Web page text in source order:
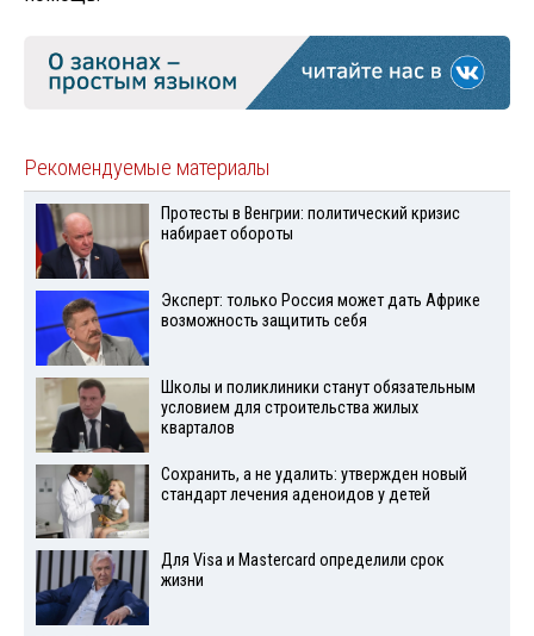
Рекомендуемые материалы
Протесты в Венгрии: политический кризис
набирает обороты
Эксперт: только Россия может дать Африке
возможность защитить себя
Школы и поликлиники станут обязательным
условием для строительства жилых
кварталов
Сохранить, а не удалить: утвержден новый
стандарт лечения аденоидов у детей
Для Visа и Mastercard определили срок
жизни